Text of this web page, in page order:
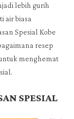
lebih gurih
air biasa
Spesial Kobe
resep
menghemat
SPESIAL